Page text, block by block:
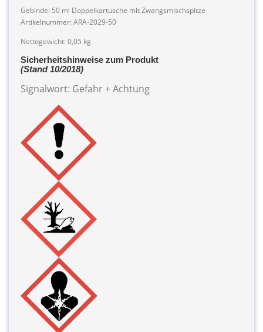
Gebinde: 50 ml Doppelkartusche mit Zwangsmischspitze
Artikelnummer: ARA-2029-50
Nettogewicht: 0,05 kg
Sicherheitshinweise zum Produkt
(Stand 10/2018)
Signalwort: Gefahr + Achtung